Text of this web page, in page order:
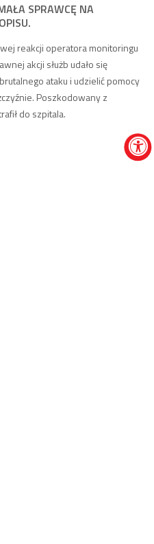
SPRAWCĘ NA
reakcji operatora monitoringu
akcji służb udało się
ataku i udzielić pomocy
Poszkodowany z
do szpitala.